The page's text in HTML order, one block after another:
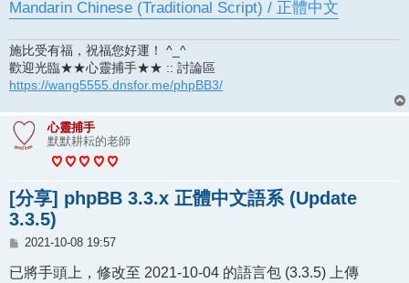
Mandarin Chinese (Traditional Script) / 正體中文
施比受有福，祝福您好運！ ^_^
歡迎光臨★★心靈捕手★★ :: 討論區
https://wang5555.dnsfor.me/phpBB3/
心靈捕手
默默耕耘的老師
[分享] phpBB 3.3.x 正體中文語系 (Update
3.3.5)
文
2021-10-08 19:57
已將手頭上，修改至 2021-10-04 的語言包 (3.3.5) 上傳